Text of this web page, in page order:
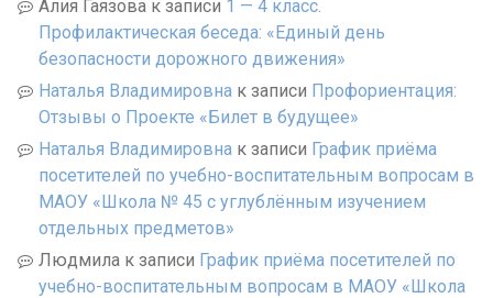
Алия Гаязова к записи 1 — 4 класс.
Профилактическая беседа: «Единый день
безопасности дорожного движения»
Наталья Владимировна к записи Профориентация:
Отзывы о Проекте «Билет в будущее»
Наталья Владимировна к записи График приёма
посетителей по учебно-воспитательным вопросам в
МАОУ «Школа № 45 с углублённым изучением
отдельных предметов»
Людмила к записи График приёма посетителей по
учебно-воспитательным вопросам в МАОУ «Школа